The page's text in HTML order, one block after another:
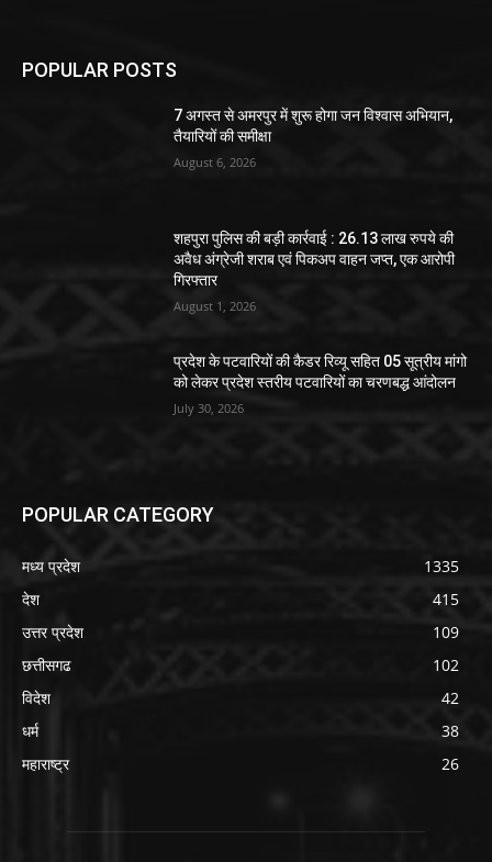
POPULAR POSTS
7 अगस्त से अमरपुर में शुरू होगा जन विश्वास अभियान,
तैयारियों की समीक्षा
August 6, 2026
शहपुरा पुलिस की बड़ी कार्रवाई : 26.13 लाख रुपये की
अवैध अंग्रेजी शराब एवं पिकअप वाहन जप्त, एक आरोपी
गिरफ्तार
August 1, 2026
प्रदेश के पटवारियों की कैडर रिव्यू सहित 05 सूत्रीय मांगो
को लेकर प्रदेश स्तरीय पटवारियों का चरणबद्ध आंदोलन
July 30, 2026
POPULAR CATEGORY
मध्य प्रदेश
1335
देश
415
उत्तर प्रदेश
109
छत्तीसगढ
102
विदेश
42
धर्म
38
महाराष्ट्र
26